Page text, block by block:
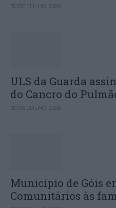
30 DE JULHO, 2026
ULS da Guarda
do Cancro do
30 DE JULHO, 2026
Município de Góis
Comunitários às